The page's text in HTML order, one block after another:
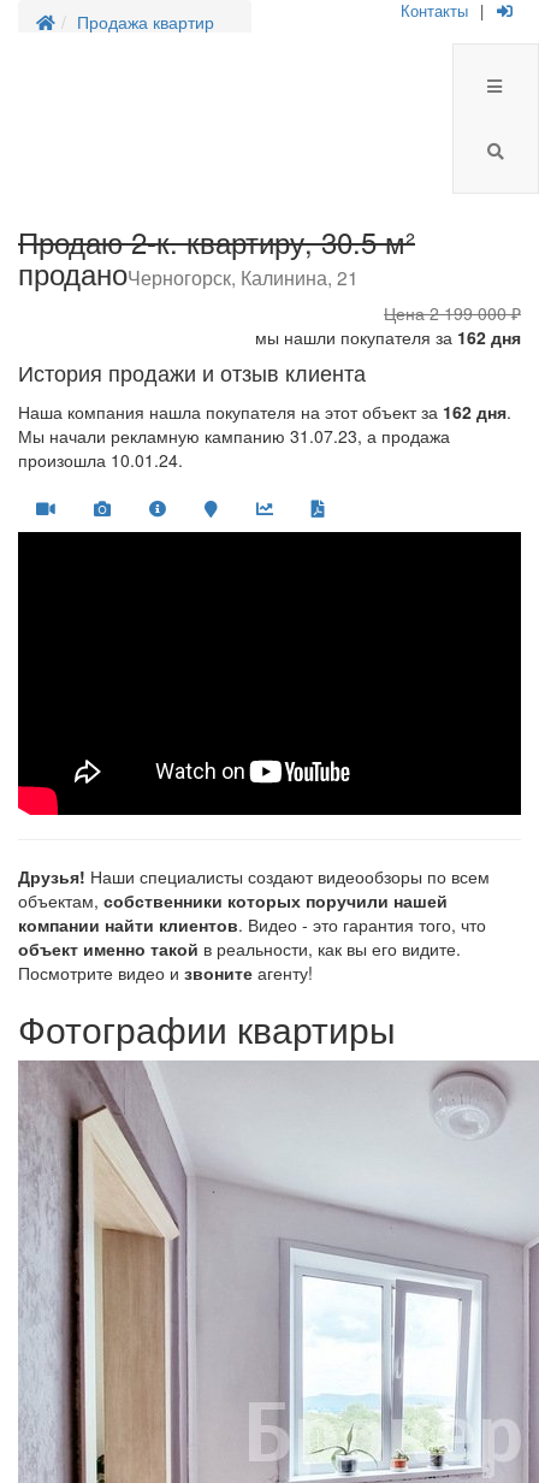
Продажа квартир Контакты |
Продаю 2-к. квартиру, 30.5 м²
проданоЧерногорск, Калинина, 21
Цена2 199 000 ₽
мы нашли покупателя за 162 дня
История продажи и отзыв клиента
Наша компания нашла покупателя на этот объект за 162 дня.
Мы начали рекламную кампанию 31.07.23, а продажа
произошла 10.01.24.
Друзья! Наши специалисты создают видеообзоры по всем
объектам, собственники которых поручили нашей
компании найти клиентов. Видео - это гарантия того, что
объект именно такой в реальности, как вы его видите.
Посмотрите видео и звоните агенту!
Фотографии квартиры